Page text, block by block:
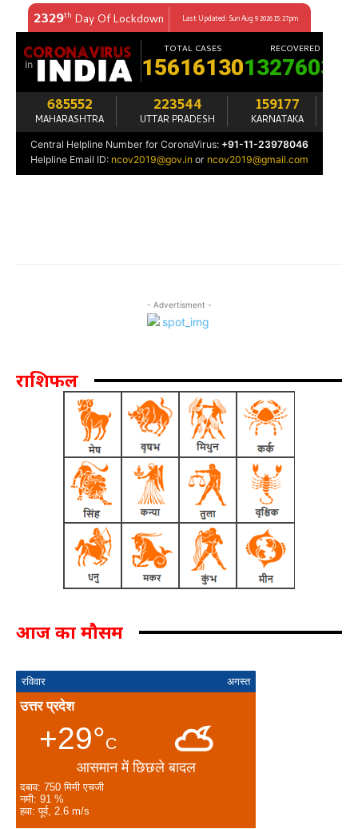
- Advertisment -
राशिफल
आज का मौसम
रविवार अगस्त
उत्तर प्रदेश
+29°C
आसमान में छिछले बादल
दबाव: 750 मिमी एचजी
नमी: 91 %
हवा: पूर्व, 2.6 m/s